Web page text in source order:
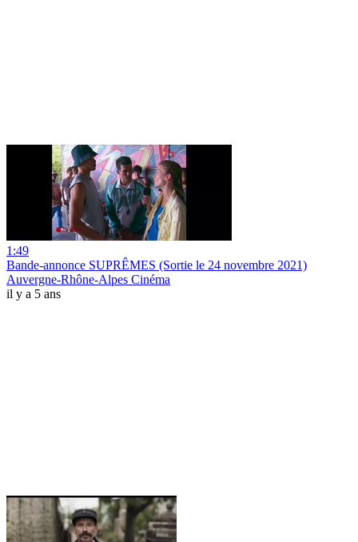
1:49
Bande-annonce SUPRÊMES (Sortie le 24 novembre 2021)
Auvergne-Rhône-Alpes Cinéma
il y a 5 ans